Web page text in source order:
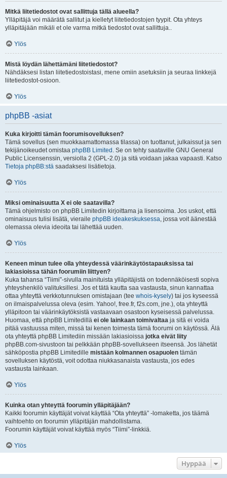
Mitkä liitetiedostot ovat sallittuja tällä alueella?
Ylläpitäjä voi määrätä sallitut ja kielletyt liitetiedostojen tyypit. Ota yhteys
ylläpitäjään mikäli et ole varma mitkä tiedostot ovat sallittuja..
Ylös
Mistä löydän lähettämäni liitetiedostot?
Nähdäksesi listan liitetiedostoistasi, mene omiin asetuksiin ja seuraa linkkejä
liitetiedostot-osioon.
Ylös
phpBB -asiat
Kuka kirjoitti tämän foorumisovelluksen?
Tämä sovellus (sen muokkaamattomassa tilassa) on tuottanut, julkaissut ja sen
tekijänoikeudet omistaa phpBB Limited . Se on tehty saataville GNU General
Public Licensenssin, versiolla 2 (GPL-2.0) ja sitä voidaan jakaa vapaasti. Katso
Tietoja phpBB:stä saadaksesi lisätietoja.
Ylös
Miksi ominaisuutta X ei ole saatavilla?
Tämä ohjelmisto on phpBB Limitedin kirjoittama ja lisensoima. Jos uskot, että
ominaisuus tulisi lisätä, vieraile phpBB ideakeskuksessa, jossa voit äänestää
olemassa olevia ideoita tai lähettää uuden.
Ylös
Keneen minun tulee olla yhteydessä väärinkäytöstapauksissa tai
lakiasioissa tähän foorumiin liittyen?
Kuka tahansa “Tiimi”-sivulla mainituista ylläpitäjistä on todennäköisesti sopiva
yhteyshenkilö valituksillesi. Jos et tätä kautta saa vastausta, sinun kannattaa
ottaa yhteyttä verkkotunnuksen omistajaan (tee whois-kysely) tai jos kyseessä
on ilmaispalvelussa oleva (esim. Yahoo!, free.fr, f2s.com, jne.), ota yhteyttä
ylläpitoon tai väärinkäytöksistä vastaavaan osastoon kyseisessä palvelussa.
Huomaa, että phpBB Limitedillä ei ole lainkaan toimivaltaa ja sitä ei voida
pitää vastuussa miten, missä tai kenen toimesta tämä foorumi on käytössä. Älä
ota yhteyttä phpBB Limitediin missään lakiasioissa jotka eivät liity
phpBB.com-sivustoon tai pelkkään phpBB-sovellukseen itseensä. Jos lähetät
sähköpostia phpBB Limitedille mistään kolmannen osapuolen tämän
sovelluksen käytöstä, voit odottaa niukkasanaista vastausta, jos edes
vastausta lainkaan.
Ylös
Kuinka otan yhteyttä foorumin ylläpitäjään?
Kaikki foorumin käyttäjät voivat käyttää “Ota yhteyttä” -lomaketta, jos täämä
vaihtoehto on foorumin ylläpitäjän mahdollistama.
Foorumin käyttäjät voivat käyttää myös “Tiimi”-linkkiä.
Ylös
Hyppää